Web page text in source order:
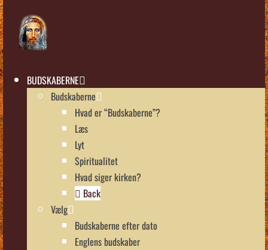
BUDSKABERNE
Budskaberne
Hvad er “Budskaberne”?
Læs
Lyt
Spiritualitet
Hvad siger kirken?
Back
Vælg
Budskaberne efter dato
Englens budskaber